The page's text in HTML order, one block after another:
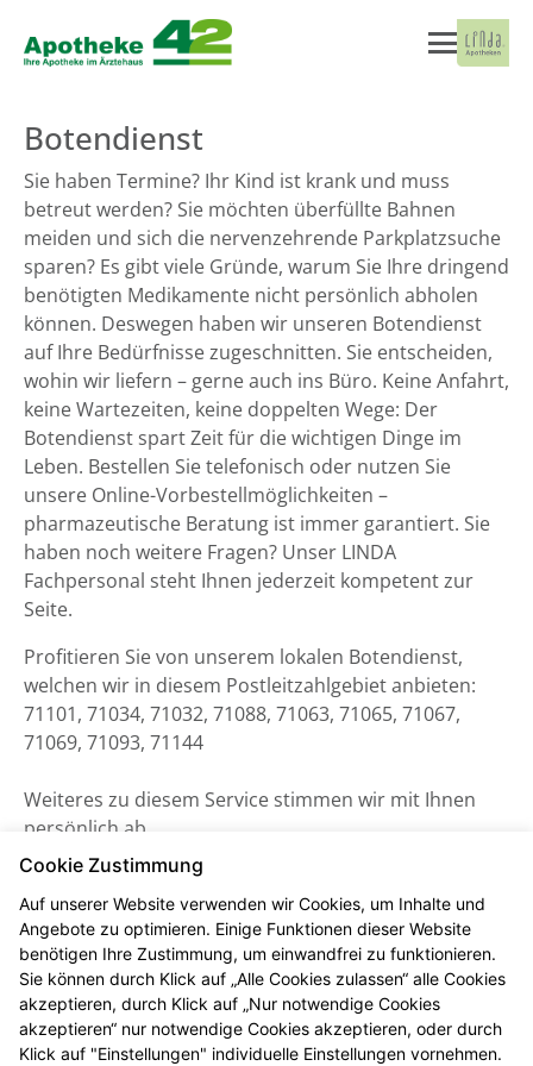
Botendienst
Sie haben Termine? Ihr Kind ist krank und muss
betreut werden? Sie möchten überfüllte Bahnen
meiden und sich die nervenzehrende Parkplatzsuche
sparen? Es gibt viele Gründe, warum Sie Ihre dringend
benötigten Medikamente nicht persönlich abholen
können. Deswegen haben wir unseren Botendienst
auf Ihre Bedürfnisse zugeschnitten. Sie entscheiden,
wohin wir liefern – gerne auch ins Büro. Keine Anfahrt,
keine Wartezeiten, keine doppelten Wege: Der
Botendienst spart Zeit für die wichtigen Dinge im
Leben. Bestellen Sie telefonisch oder nutzen Sie
unsere Online-Vorbestellmöglichkeiten –
pharmazeutische Beratung ist immer garantiert. Sie
haben noch weitere Fragen? Unser LINDA
Fachpersonal steht Ihnen jederzeit kompetent zur
Seite.
Profitieren Sie von unserem lokalen Botendienst,
welchen wir in diesem Postleitzahlgebiet anbieten:
71101, 71034, 71032, 71088, 71063, 71065, 71067,
71069, 71093, 71144
Weiteres zu diesem Service stimmen wir mit Ihnen
persönlich ab.
Cookie Zustimmung
Auf unserer Website verwenden wir Cookies, um Inhalte und
Angebote zu optimieren. Einige Funktionen dieser Website
benötigen Ihre Zustimmung, um einwandfrei zu funktionieren.
Sie können durch Klick auf „Alle Cookies zulassen“ alle Cookies
akzeptieren, durch Klick auf „Nur notwendige Cookies
akzeptieren“ nur notwendige Cookies akzeptieren, oder durch
Klick auf "Einstellungen" individuelle Einstellungen vornehmen.